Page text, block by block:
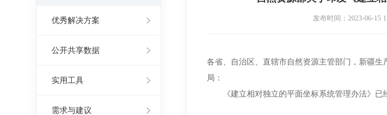
优秀解决方案
公开共享数据
实用工具
需求与建议
发布时间：2023-06-
各省、自治区、直辖市自然资源主管部门，新疆
局：
《建立相对独立的平面坐标系统管理办法》已